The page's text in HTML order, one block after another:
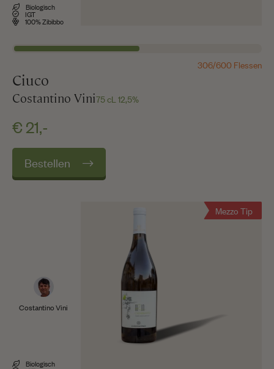
Biologisch
IGT
100% Zibibbo
306/600 Flessen
Ciuco
Costantino Vini75 cL 12,5%
€ 21,-
Bestellen
Costantino Vini
Biologisch
Mezzo Tip